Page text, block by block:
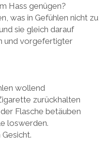
Hass genügen?
was in Gefühlen nicht zu
sie gleich darauf
und vorgefertigter
wollend
zurückhalten
Flasche betäuben
loswerden.